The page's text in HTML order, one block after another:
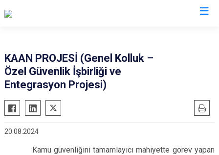
KAAN PROJESİ (Genel Kolluk –
Özel Güvenlik İşbirliği ve
Entegrasyon Projesi)
20.08.2024
Kamu güvenliğini tamamlayıcı mahiyette görev yapan